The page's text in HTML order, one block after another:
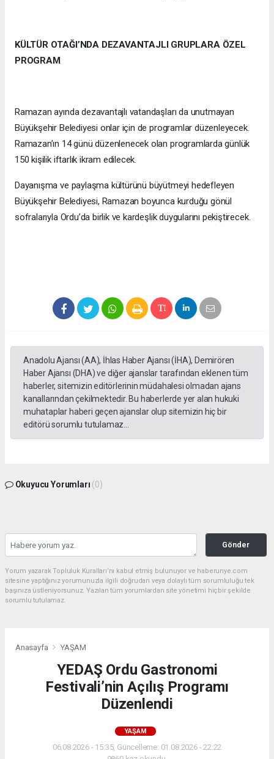
KÜLTÜR OTAĞI’NDA DEZAVANTAJLI GRUPLARA ÖZEL
PROGRAM
Ramazan ayında dezavantajlı vatandaşları da unutmayan
Büyükşehir Belediyesi onlar için de programlar düzenleyecek.
Ramazan’ın 14 günü düzenlenecek olan programlarda günlük
150 kişilik iftarlık ikram edilecek.
Dayanışma ve paylaşma kültürünü büyütmeyi hedefleyen
Büyükşehir Belediyesi, Ramazan boyunca kurduğu gönül
sofralarıyla Ordu’da birlik ve kardeşlik duygularını pekiştirecek.
Anadolu Ajansı (AA), İhlas Haber Ajansı (İHA), Demirören
Haber Ajansı (DHA) ve diğer ajanslar tarafından eklenen tüm
haberler, sitemizin editörlerinin müdahalesi olmadan ajans
kanallarından çekilmektedir. Bu haberlerde yer alan hukuki
muhataplar haberi geçen ajanslar olup sitemizin hiç bir
editörü sorumlu tutulamaz...
Okuyucu Yorumları (0)
Gönder
Yorum yazarak Topluluk Kuralları’nı kabul etmiş bulunuyor ve haberunye.com
sitesine yaptığınız yorumunuzla ilgili doğrudan veya dolaylı tüm sorumluluğu tek
başınıza üstleniyorsunuz. Yazılan tüm yorumlardan site yönetimi hiçbir şekilde
sorumlu tutulamaz.
Anasayfa YAŞAM
YEDAŞ Ordu Gastronomi
Festivali’nin Açılış Programı
Düzenlendi
YAŞAM
06.08.2026 - 15:35, Güncelleme: 01.08.2026 - 22:22